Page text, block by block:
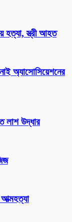
হত্যা, স্ত্রী আহত
অ্যাসোসিয়েশনের
লাশ উদ্ধার